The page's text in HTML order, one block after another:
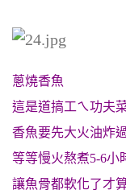
蔥燒香魚
這是道搞工ㄟ功夫
香魚要先大火油炸
等等慢火熬煮5-6小
讓魚骨都軟化了才